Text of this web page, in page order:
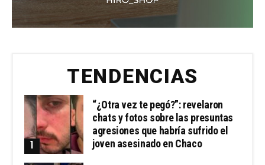
TENDENCIAS
“¿Otra vez te pegó?”: revelaron
chats y fotos sobre las presuntas
agresiones que habría sufrido el
joven asesinado en Chaco